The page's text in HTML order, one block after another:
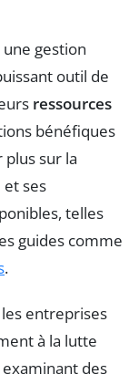
gestion
outil de
ressources
bénéfiques
plus sur la
ses
telles
guides comme
.
entreprises
à la lutte
des